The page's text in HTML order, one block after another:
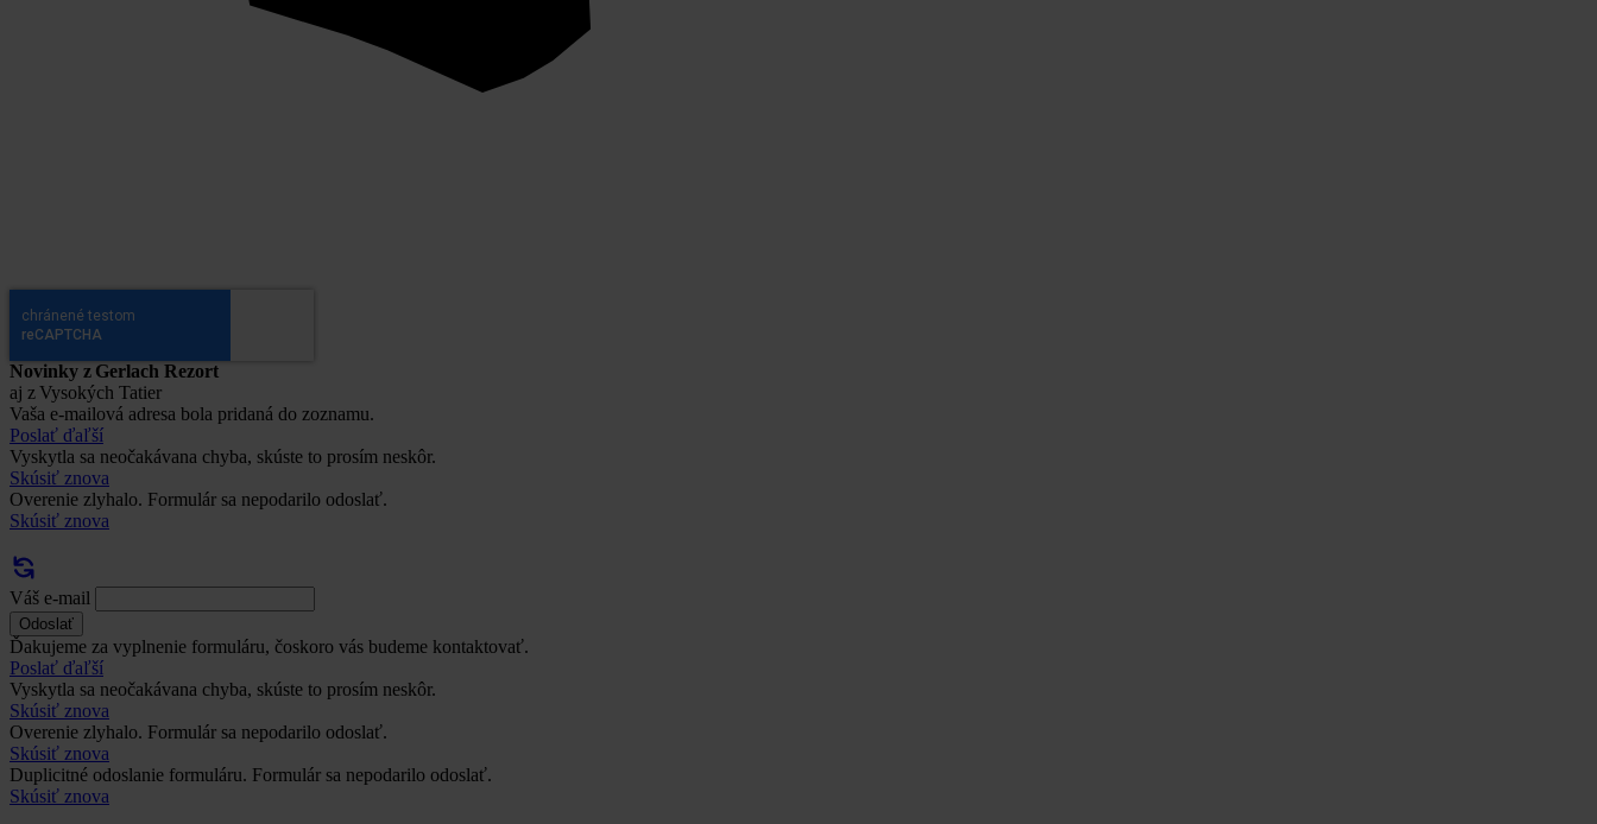
Novinky z Gerlach Rezort
aj z Vysokých Tatier
Vaša e-mailová adresa bola pridaná do zoznamu.
Poslať ďaľší
Vyskytla sa neočakávana chyba, skúste to prosím neskôr.
Skúsiť znova
Overenie zlyhalo. Formulár sa nepodarilo odoslať.
Skúsiť znova
Váš e-mail
Odoslať
Ďakujeme za vyplnenie formuláru, čoskoro vás budeme kontaktovať.
Poslať ďaľší
Vyskytla sa neočakávana chyba, skúste to prosím neskôr.
Skúsiť znova
Overenie zlyhalo. Formulár sa nepodarilo odoslať.
Skúsiť znova
Duplicitné odoslanie formuláru. Formulár sa nepodarilo odoslať.
Skúsiť znova